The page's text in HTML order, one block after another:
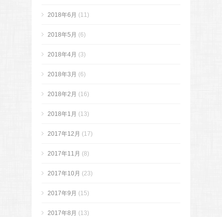
2018年6月 (11)
2018年5月 (6)
2018年4月 (3)
2018年3月 (6)
2018年2月 (16)
2018年1月 (13)
2017年12月 (17)
2017年11月 (8)
2017年10月 (23)
2017年9月 (15)
2017年8月 (13)